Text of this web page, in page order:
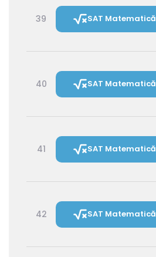
39 SAT Matematică
40 SAT Matematică
41 SAT Matematică
42 SAT Matematică